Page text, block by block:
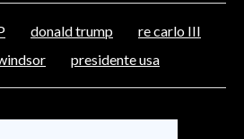
donald trump
re carlo III
presidente usa